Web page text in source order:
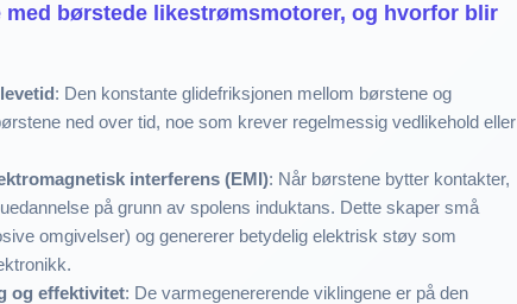
med børstede likestrømsmotorer, og hvorfor blir
: Den konstante glidefriksjonen mellom børstene og
ned over tid, noe som krever regelmessig vedlikehold eller
interferens (EMI): Når børstene bytter kontakter,
på grunn av spolens induktans. Dette skaper små
omgivelser) og genererer betydelig elektrisk støy som
og effektivitet: De varmegenererende viklingene er på den